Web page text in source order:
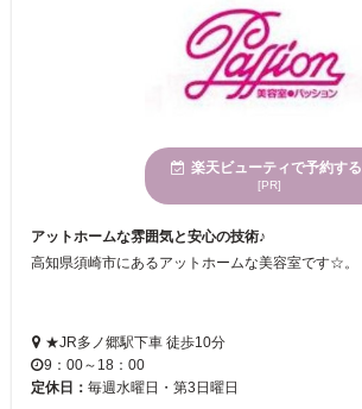
楽天ビューティで予約する
[PR]
アットホームな雰囲気と安心の技術♪
★JR多ノ郷駅下車 徒歩10分
9：00～18：00
定休日： 毎週水曜日・第3日曜日